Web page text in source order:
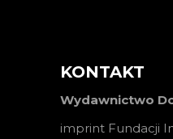
KONTAKT
Wydawnictwo
imprint Fundacji